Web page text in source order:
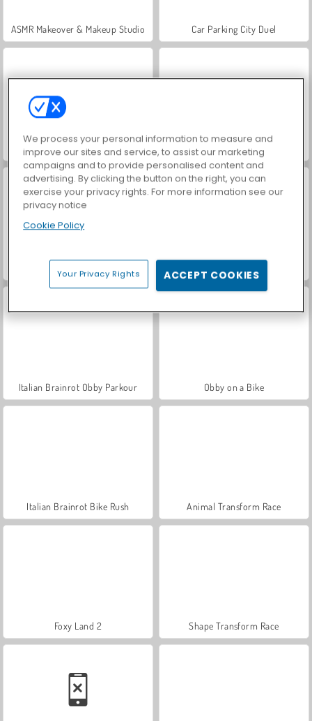
ASMR Makeover & Makeup Studio Car Parking City Duel
Royal Story Let's Fish!
Italian Brainrot Obby Parkour Obby on a Bike
Italian Brainrot Bike Rush Animal Transform Race
Foxy Land 2 Shape Transform Race
We process your personal information to measure and
improve our sites and service, to assist our marketing
campaigns and to provide personalised content and
advertising. By clicking the button on the right, you can
exercise your privacy rights. For more information see our
privacy notice
Cookie Policy
Your Privacy Rights ACCEPT COOKIES